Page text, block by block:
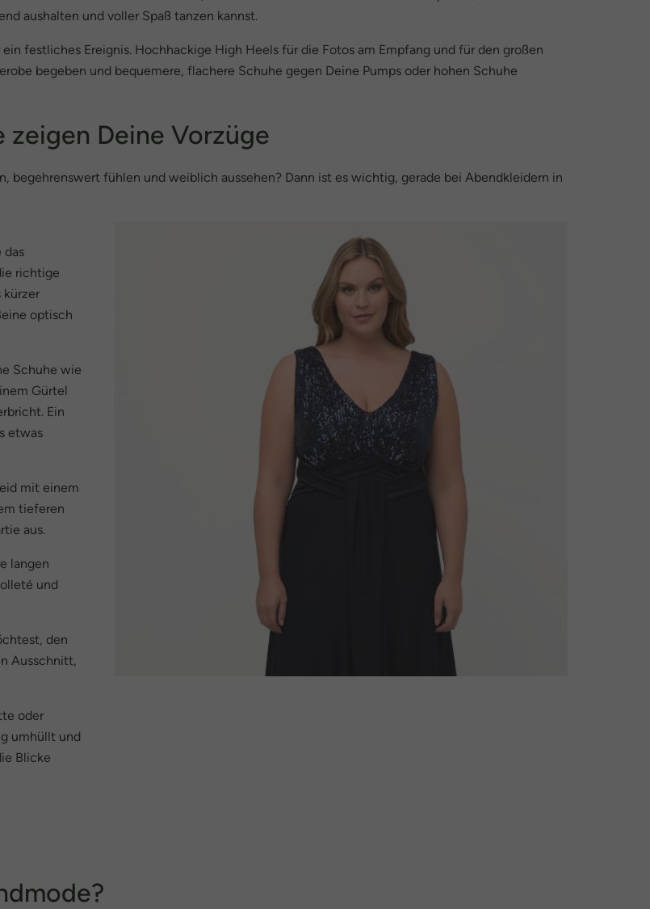
aushalten und voller Spaß tanzen kannst.
festliches Ereignis. Hochhackige High Heels für die Fotos am Empfang und für den großen
begeben und bequemere, flachere Schuhe gegen Deine Pumps oder hohen Schuhe
Deine Vorzüge
begehrenswert fühlen und weiblich aussehen? Dann ist es wichtig, gerade bei Abendkleidern in
das
richtige
kürzer
optisch
Schuhe wie
Gürtel
Ein
etwas
mit einem
tieferen
aus.
langen
und
den
Ausschnitt,
oder
umhüllt und
Blicke